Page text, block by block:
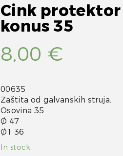
Cink protektor
konus 35
8,00 €
00635
Zaštita od galvanskih struja.
Osovina 35
Ø 47
Ø1 36
In stock